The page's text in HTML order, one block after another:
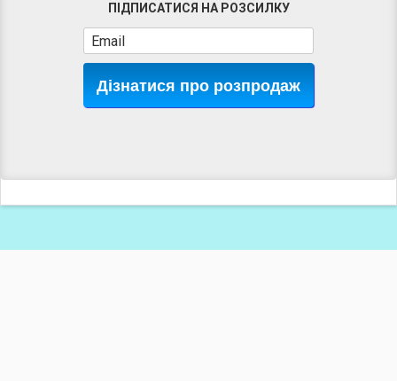
ПІДПИСАТИСЯ НА РОЗСИЛКУ
Дізнатися про розпродаж